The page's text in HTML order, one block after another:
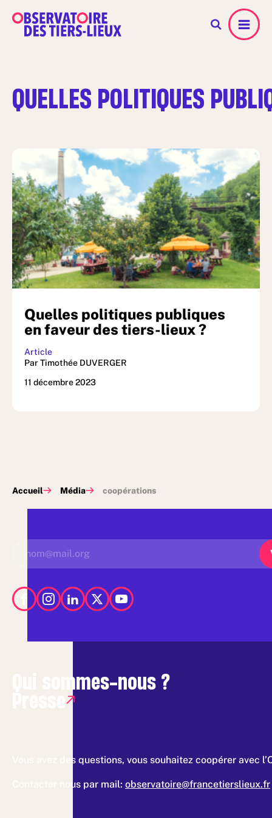
Menu
QUELLES POLITIQUES
Quelles politiques publiques
en faveur des tiers-lieux ?
Article
Par Timothée DUVERGER
11 décembre 2023
Accueil Média coopérations
Qui sommes-nous ?
Vous avez des questions, vous souhaitez coopérer avec
Contacter nous par mail: observatoire@francetierslieux.fr